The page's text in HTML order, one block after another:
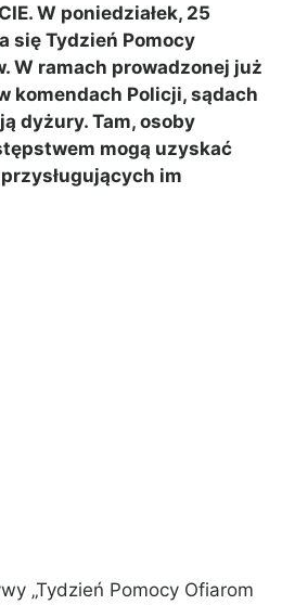
W poniedziałek, 25
się Tydzień Pomocy
W ramach prowadzonej już
komendach Policji, sądach
dyżury. Tam, osoby
mogą uzyskać
im
„Tydzień Pomocy Ofiarom